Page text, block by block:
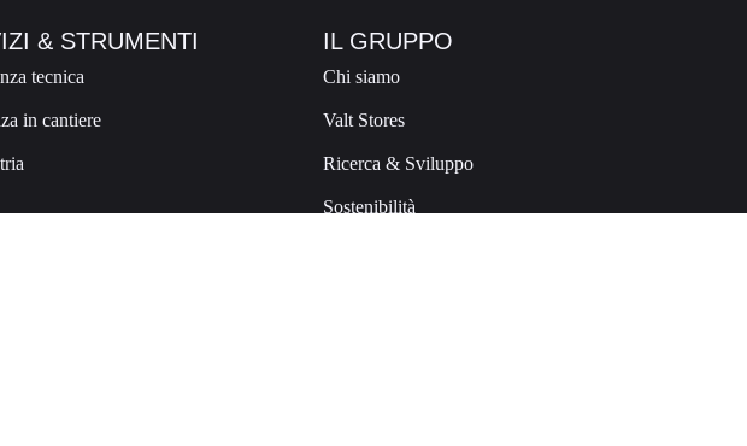
& STRUMENTI
tecnica
in cantiere
IL GRUPPO
Chi siamo
Valt Stores
Ricerca & Sviluppo
Sostenibilità